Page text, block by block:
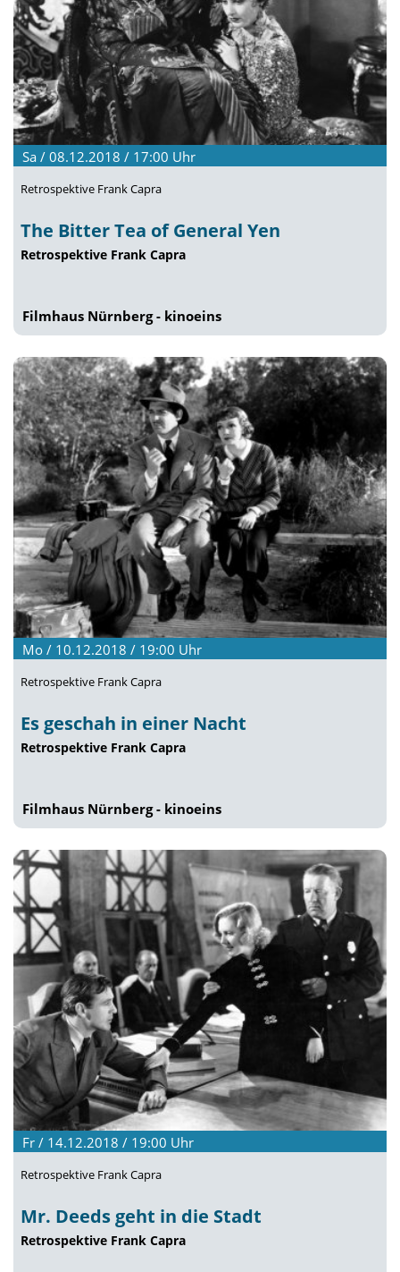
Sa / 08.12.2018 / 17:00 Uhr
Retrospektive Frank Capra
The Bitter Tea of General Yen
Retrospektive Frank Capra
Filmhaus Nürnberg - kinoeins
Mo / 10.12.2018 / 19:00 Uhr
Retrospektive Frank Capra
Es geschah in einer Nacht
Retrospektive Frank Capra
Filmhaus Nürnberg - kinoeins
Fr / 14.12.2018 / 19:00 Uhr
Retrospektive Frank Capra
Mr. Deeds geht in die Stadt
Retrospektive Frank Capra